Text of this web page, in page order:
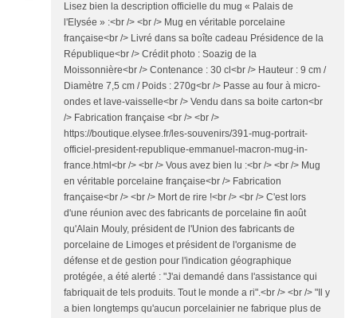
Lisez bien la description officielle du mug « Palais de
l'Elysée » :<br /> <br /> Mug en véritable porcelaine
française<br /> Livré dans sa boîte cadeau Présidence de la
République<br /> Crédit photo : Soazig de la
Moissonnière<br /> Contenance : 30 cl<br /> Hauteur : 9 cm /
Diamètre 7,5 cm / Poids : 270g<br /> Passe au four à micro-
ondes et lave-vaisselle<br /> Vendu dans sa boite carton<br
/> Fabrication française <br /> <br />
https://boutique.elysee.fr/les-souvenirs/391-mug-portrait-
officiel-president-republique-emmanuel-macron-mug-in-
france.html<br /> <br /> Vous avez bien lu :<br /> <br /> Mug
en véritable porcelaine française<br /> Fabrication
française<br /> <br /> Mort de rire !<br /> <br /> C'est lors
d'une réunion avec des fabricants de porcelaine fin août
qu'Alain Mouly, président de l'Union des fabricants de
porcelaine de Limoges et président de l'organisme de
défense et de gestion pour l'indication géographique
protégée, a été alerté : "J'ai demandé dans l'assistance qui
fabriquait de tels produits. Tout le monde a ri".<br /> <br /> "Il y
a bien longtemps qu'aucun porcelainier ne fabrique plus de